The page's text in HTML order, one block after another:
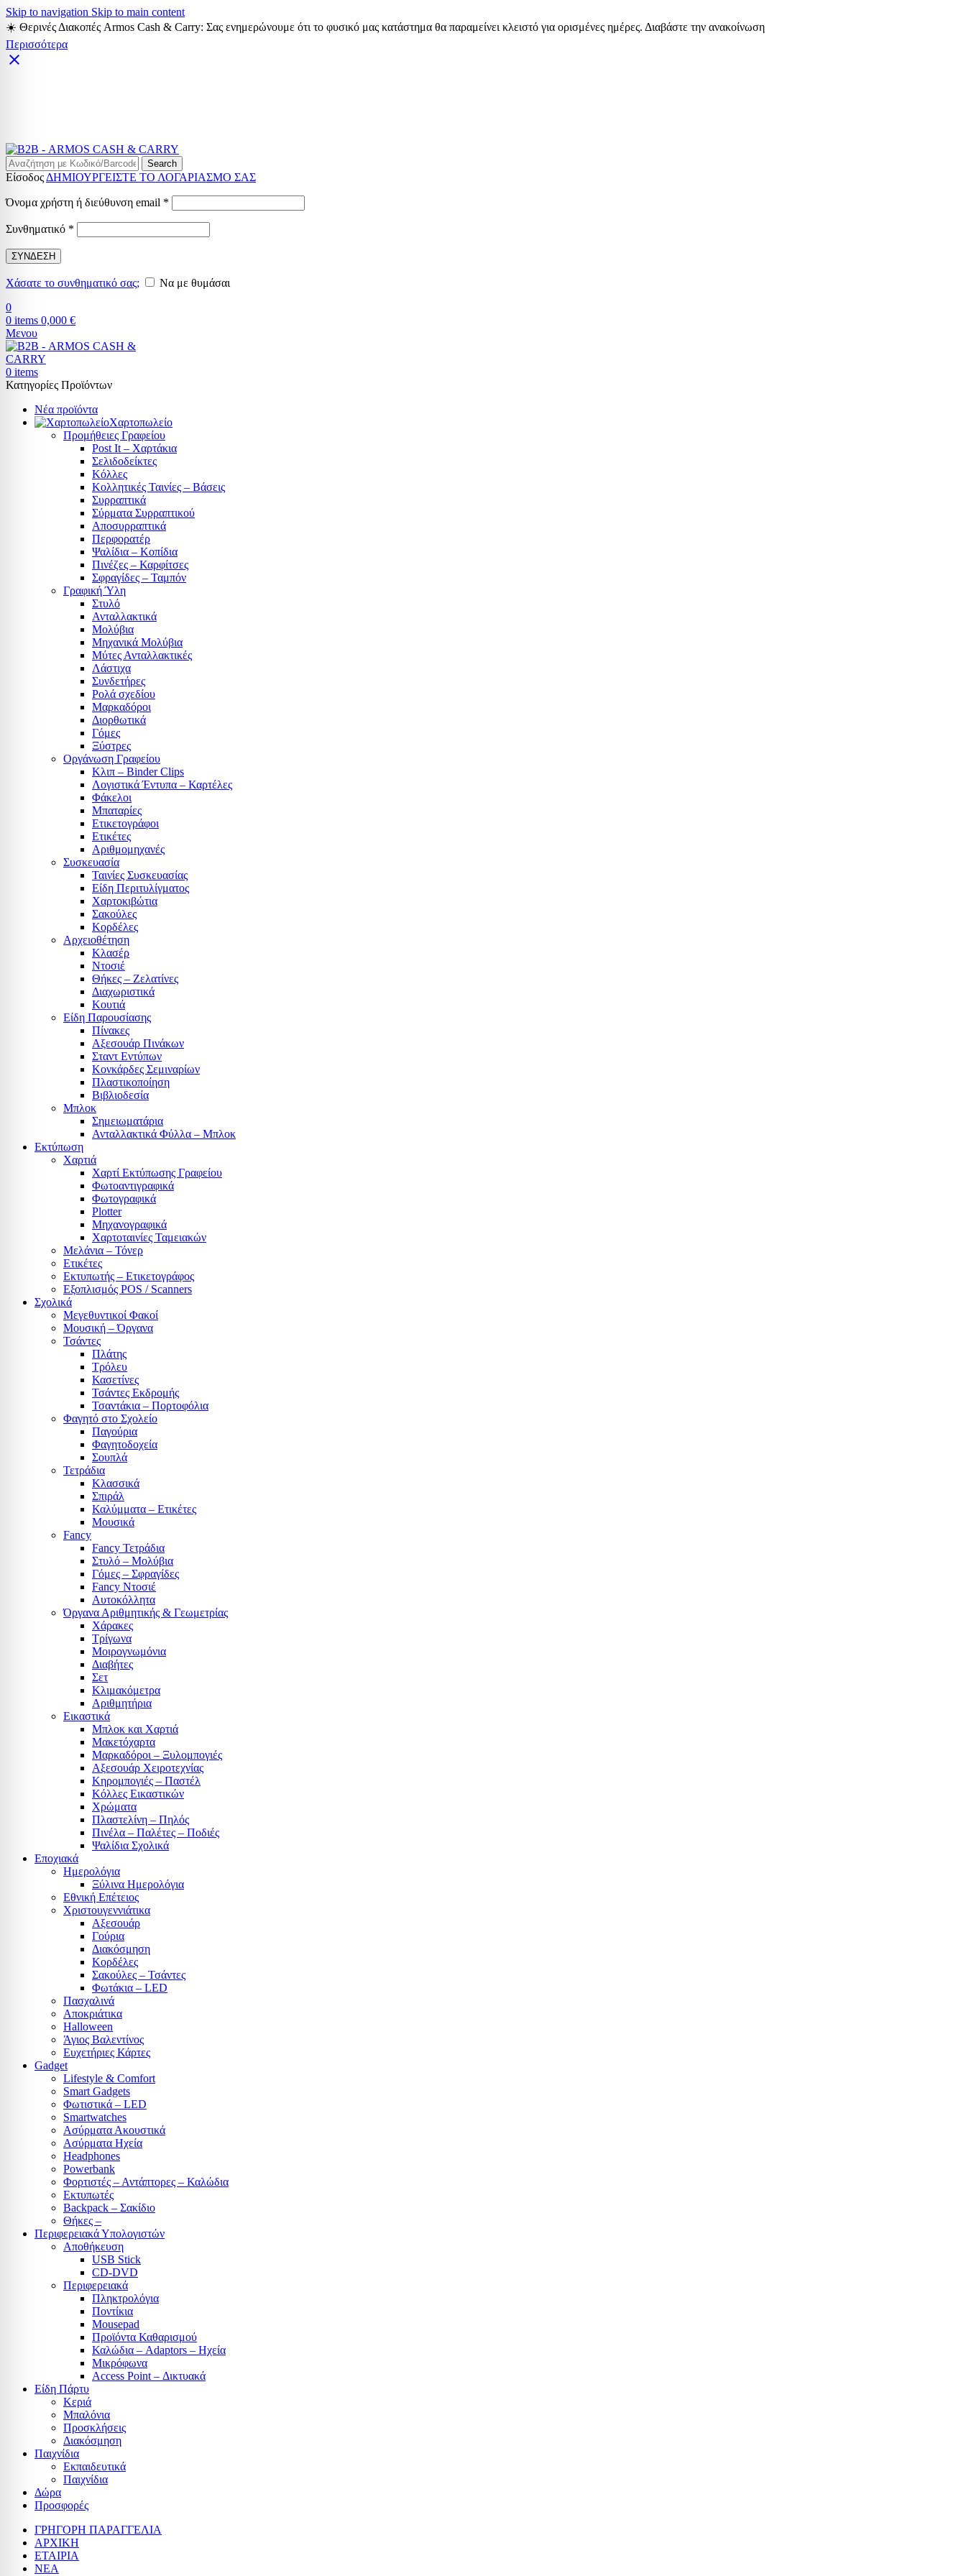
Skip to navigation Skip to main content
☀️ Θερινές Διακοπές Armos Cash & Carry: Σας ενημερώνουμε ότι το φυσικό μας κατάστημα θα παραμείνει κλειστό για ορισμένες ημέρες. Διαβάστε την ανακοίνωση
Περισσότερα
Search
Είσοδος ΔΗΜΙΟΥΡΓΕΙΣΤΕ ΤΟ ΛΟΓΑΡΙΑΣΜΟ ΣΑΣ
Όνομα χρήστη ή διεύθυνση email *
Συνθηματικό *
ΣΥΝΔΕΣΗ
Χάσατε το συνθηματικό σας;
Να με θυμάσαι
0
0 items 0,000 €
Μενου
0 items
Κατηγορίες Προϊόντων
Νέα προϊόντα
Χαρτοπωλείο
Προμήθειες Γραφείου
Post It – Χαρτάκια
Σελιδοδείκτες
Κόλλες
Κολλητικές Ταινίες – Βάσεις
Συρραπτικά
Σύρματα Συρραπτικού
Αποσυρραπτικά
Περφορατέρ
Ψαλίδια – Κοπίδια
Πινέζες – Καρφίτσες
Σφραγίδες – Ταμπόν
Γραφική Ύλη
Στυλό
Ανταλλακτικά
Μολύβια
Μηχανικά Μολύβια
Μύτες Ανταλλακτικές
Λάστιχα
Συνδετήρες
Ρολά σχεδίου
Μαρκαδόροι
Διορθωτικά
Γόμες
Ξύστρες
Οργάνωση Γραφείου
Κλιπ – Binder Clips
Λογιστικά Έντυπα – Καρτέλες
Φάκελοι
Μπαταρίες
Ετικετογράφοι
Ετικέτες
Αριθμομηχανές
Συσκευασία
Ταινίες Συσκευασίας
Είδη Περιτυλίγματος
Χαρτοκιβώτια
Σακούλες
Κορδέλες
Αρχειοθέτηση
Κλασέρ
Ντοσιέ
Θήκες – Ζελατίνες
Διαχωριστικά
Κουτιά
Είδη Παρουσίασης
Πίνακες
Αξεσουάρ Πινάκων
Σταντ Εντύπων
Κονκάρδες Σεμιναρίων
Πλαστικοποίηση
Βιβλιοδεσία
Μπλοκ
Σημειωματάρια
Ανταλλακτικά Φύλλα – Μπλοκ
Εκτύπωση
Χαρτιά
Χαρτί Εκτύπωσης Γραφείου
Φωτοαντιγραφικά
Φωτογραφικά
Plotter
Μηχανογραφικά
Χαρτοταινίες Ταμειακών
Μελάνια – Τόνερ
Ετικέτες
Εκτυπωτής – Ετικετογράφος
Εξοπλισμός POS / Scanners
Σχολικά
Μεγεθυντικοί Φακοί
Μουσική – Όργανα
Τσάντες
Πλάτης
Τρόλευ
Κασετίνες
Τσάντες Εκδρομής
Τσαντάκια – Πορτοφόλια
Φαγητό στο Σχολείο
Παγούρια
Φαγητοδοχεία
Σουπλά
Τετράδια
Κλασσικά
Σπιράλ
Καλύμματα – Ετικέτες
Μουσικά
Fancy
Fancy Τετράδια
Στυλό – Μολύβια
Γόμες – Σφραγίδες
Fancy Ντοσιέ
Αυτοκόλλητα
Όργανα Αριθμητικής & Γεωμετρίας
Χάρακες
Τρίγωνα
Mοιρογνωμόνια
Διαβήτες
Σετ
Κλιμακόμετρα
Αριθμητήρια
Εικαστικά
Μπλοκ και Χαρτιά
Μακετόχαρτα
Μαρκαδόροι – Ξυλομπογιές
Αξεσουάρ Χειροτεχνίας
Κηρομπογιές – Παστέλ
Κόλλες Εικαστικών
Χρώματα
Πλαστελίνη – Πηλός
Πινέλα – Παλέτες – Ποδιές
Ψαλίδια Σχολικά
Εποχιακά
Ημερολόγια
Ξύλινα Ημερολόγια
Εθνική Επέτειος
Χριστουγεννιάτικα
Αξεσουάρ
Γούρια
Διακόσμηση
Κορδέλες
Σακούλες – Τσάντες
Φωτάκια – LED
Πασχαλινά
Αποκριάτικα
Halloween
Άγιος Βαλεντίνος
Ευχετήριες Κάρτες
Gadget
Lifestyle & Comfort
Smart Gadgets
Φωτιστικά – LED
Smartwatches
Ασύρματα Ακουστικά
Ασύρματα Ηχεία
Headphones
Powerbank
Φορτιστές – Αντάπτορες – Καλώδια
Εκτυπωτές
Backpack – Σακίδιο
Θήκες –
Περιφερειακά Υπολογιστών
Αποθήκευση
USB Stick
CD-DVD
Περιφερειακά
Πληκτρολόγια
Ποντίκια
Mousepad
Προϊόντα Καθαρισμού
Καλώδια – Adaptors – Ηχεία
Μικρόφωνα
Access Point – Δικτυακά
Είδη Πάρτυ
Κεριά
Μπαλόνια
Προσκλήσεις
Διακόσμηση
Παιχνίδια
Εκπαιδευτικά
Παιχνίδια
Δώρα
Προσφορές
ΓΡΗΓΟΡΗ ΠΑΡΑΓΓΕΛΙΑ
ΑΡΧΙΚΗ
ΕΤΑΙΡΙΑ
ΝΕΑ